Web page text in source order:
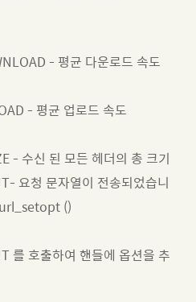
- 평균 다운로드 속도
- 평균 업로드 속도
- 수신 된 모든 헤더의 총 크기
요청 문자열이 전송되었습니
()
를 호출하여 핸들에 옵션을 추